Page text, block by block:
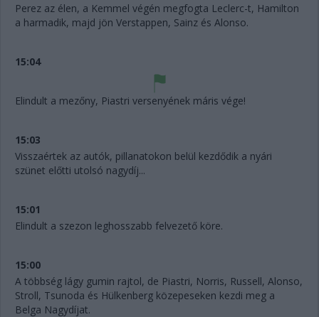
Perez az élen, a Kemmel végén megfogta Leclerc-t, Hamilton
a harmadik, majd jön Verstappen, Sainz és Alonso.
15:04
Elindult a mezőny, Piastri versenyének máris vége!
15:03
Visszaértek az autók, pillanatokon belül kezdődik a nyári
szünet előtti utolsó nagydíj...
15:01
Elindult a szezon leghosszabb felvezető köre.
15:00
A többség lágy gumin rajtol, de Piastri, Norris, Russell, Alonso,
Stroll, Tsunoda és Hülkenberg közepeseken kezdi meg a
Belga Nagydíjat.